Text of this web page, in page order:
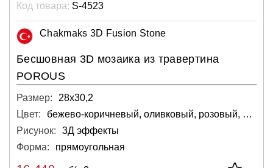
Код товара: S-4523
Chakmaks 3D Fusion Stone
Бесшовная 3D мозаика из травертина
POROUS
Размер:
28х30,2
Цвет:
бежево-коричневый, оливковый, розовый, серый
Рисунок:
3Д эффекты
Форма:
прямоугольная